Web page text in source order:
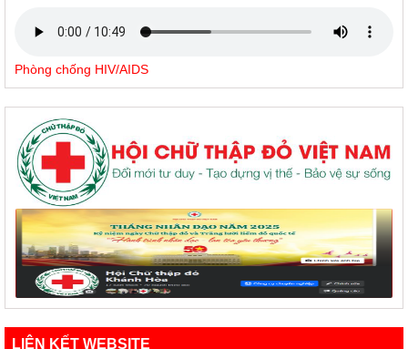
Phòng chống HIV/AIDS
LIÊN KẾT WEBSITE